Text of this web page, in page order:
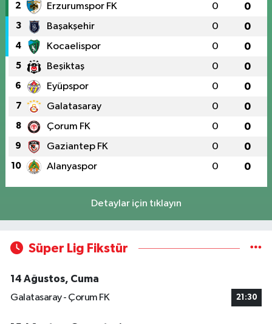
2 Erzurumspor FK 0 0
3 Başakşehir 0 0
4 Kocaelispor 0 0
5 Beşiktaş 0 0
6 Eyüpspor 0 0
7 Galatasaray 0 0
8 Çorum FK 0 0
9 Gaziantep FK 0 0
10 Alanyaspor 0 0
Detaylar için tıklayın
Süper Lig Fikstür
14 Ağustos, Cuma
Galatasaray - Çorum FK
21:30